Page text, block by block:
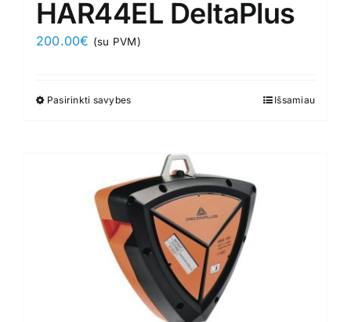
HAR44EL DeltaPlus
200.00€ (su PVM)
Pasirinkti savybesThis
multiple
variants.
The
options
may
be
chosen
Išsamiau